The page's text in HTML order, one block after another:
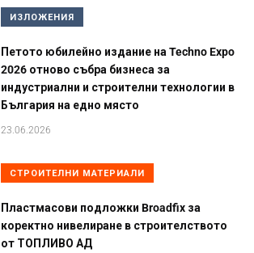
ИЗЛОЖЕНИЯ
Петото юбилейно издание на Techno Expo
2026 отново събра бизнеса за
индустриални и строителни технологии в
България на едно място
23.06.2026
СТРОИТЕЛНИ МАТЕРИАЛИ
Пластмасови подложки Broadfix за
коректно нивелиране в строителството
от ТОПЛИВО АД